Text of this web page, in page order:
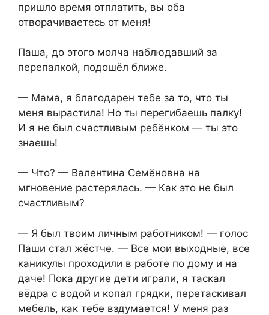
пришло время отплатить, вы оба
отворачиваетесь от меня!
Паша, до этого молча наблюдавший за
перепалкой, подошёл ближе.
— Мама, я благодарен тебе за то, что ты
меня вырастила! Но ты перегибаешь палку!
И я не был счастливым ребёнком — ты это
знаешь!
— Что? — Валентина Семёновна на
мгновение растерялась. — Как это не был
счастливым?
— Я был твоим личным работником! — голос
Паши стал жёстче. — Все мои выходные, все
каникулы проходили в работе по дому и на
даче! Пока другие дети играли, я таскал
вёдра с водой и копал грядки, перетаскивал
мебель, как тебе вздумается! У меня раз